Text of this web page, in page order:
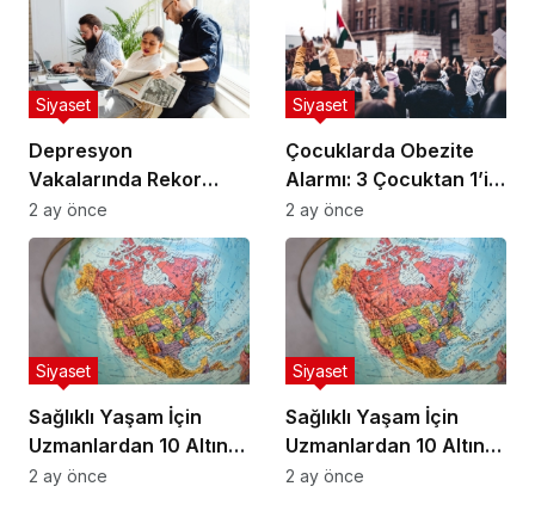
Depresyon
Vakalarında Rekor
Artış: Uzmanlar Nedeni
Açıkladı
Siyaset
2 ay önce
Çocuklarda Obezite
Alarmı: 3 Çocuktan 1’i
Risk Altında
Siyaset
2 ay önce
Sağlıklı Yaşam İçin
Uzmanlardan 10 Altın
Kural
Siyaset
2 ay önce
Sağlıklı Yaşam İçin
Uzmanlardan 10 Altın
Kural
Siyaset
2 ay önce